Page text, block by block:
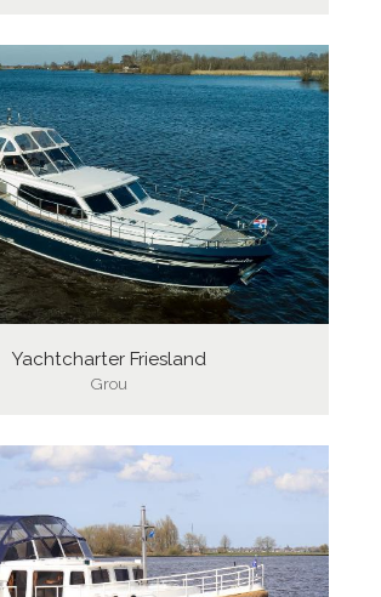
Yachtcharter Friesland
Grou